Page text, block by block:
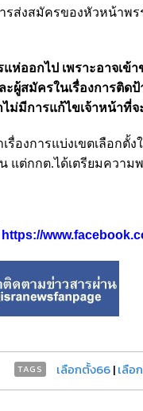
ส่งสมัครของหัวหน้าพ
ห่ออกไป​ เพราะอาจเข้
สมัครในเรื่องการติด
มีการแก้ไขเจ้าหน้าที่จ
งการแบ่ง​เขตเลือกตั้ง
แต่กกต.ได้เตรียมความ
https://
TAGS เลือกตั้ง66|เลือ